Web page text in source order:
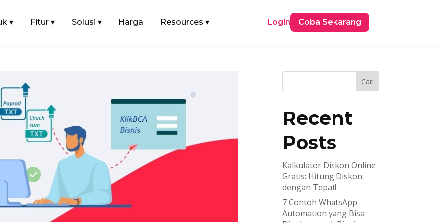
▾ Fitur ▾ Solusi ▾ Harga Resources ▾ Login Coba Sekarang
Cari
Recent
Posts
Kalkulator Diskon Online
Gratis: Hitung Diskon
dengan Tepat!
7 Contoh WhatsApp
Automation yang Bisa